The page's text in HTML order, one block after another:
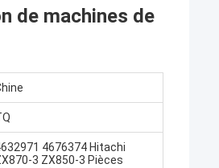
de machines de
4676374 Hitachi
3 ZX850-3 Pièces